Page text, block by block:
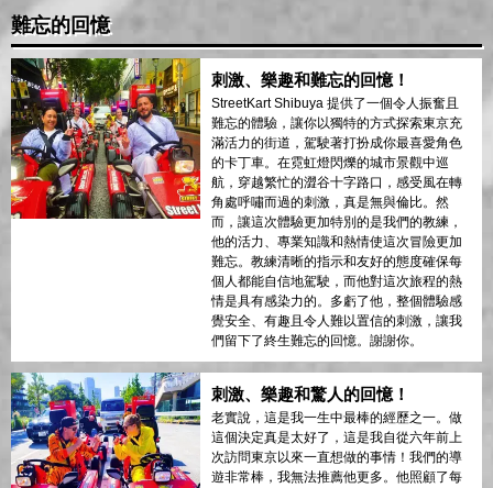
難忘的回憶
刺激、樂趣和難忘的回憶！
StreetKart Shibuya 提供了一個令人振奮且
難忘的體驗，讓你以獨特的方式探索東京充
滿活力的街道，駕駛著打扮成你最喜愛角色
的卡丁車。在霓虹燈閃爍的城市景觀中巡
航，穿越繁忙的澀谷十字路口，感受風在轉
角處呼嘯而過的刺激，真是無與倫比。然
而，讓這次體驗更加特別的是我們的教練，
他的活力、專業知識和熱情使這次冒險更加
難忘。教練清晰的指示和友好的態度確保每
個人都能自信地駕駛，而他對這次旅程的熱
情是具有感染力的。多虧了他，整個體驗感
覺安全、有趣且令人難以置信的刺激，讓我
們留下了終生難忘的回憶。謝謝你。
刺激、樂趣和驚人的回憶！
老實說，這是我一生中最棒的經歷之一。做
這個決定真是太好了，這是我自從六年前上
次訪問東京以來一直想做的事情！我們的導
遊非常棒，我無法推薦他更多。他照顧了每